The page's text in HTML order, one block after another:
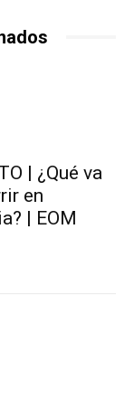
| ¿Qué va
en
| EOM